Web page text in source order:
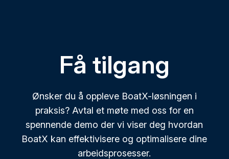
Få tilgang
Ønsker du å oppleve BoatX-løsningen i
praksis? Avtal et møte med oss for en
spennende demo der vi viser deg hvordan
BoatX kan effektivisere og optimalisere dine
arbeidsprosesser.